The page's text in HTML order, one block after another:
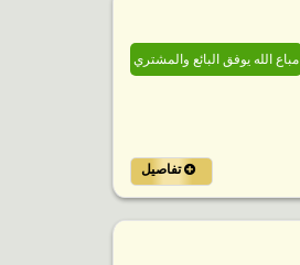
مباع الله يوفق البائع والمشتري
تفاصيل